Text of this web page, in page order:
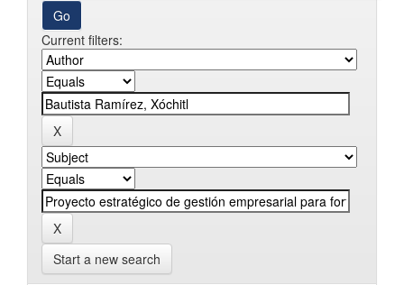
Current filters:
Start a new search